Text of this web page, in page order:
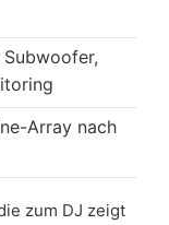
Array nach
zum DJ zeigt